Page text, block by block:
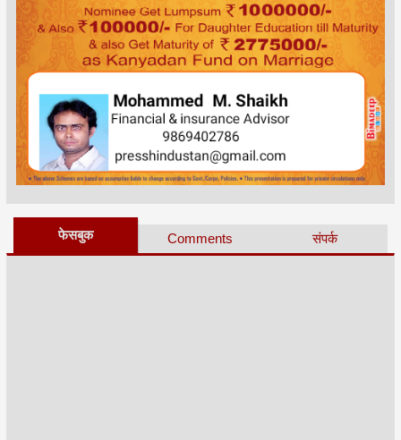
फेसबुक Comments संपर्क